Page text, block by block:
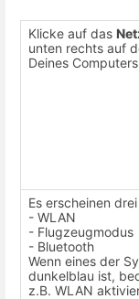
Klicke auf das
unten rechts auf
Deines
Es erscheinen
- WLAN
- Flugzeugmodus
- Bluetooth
Wenn eines der
dunkelblau ist,
z.B. WLAN